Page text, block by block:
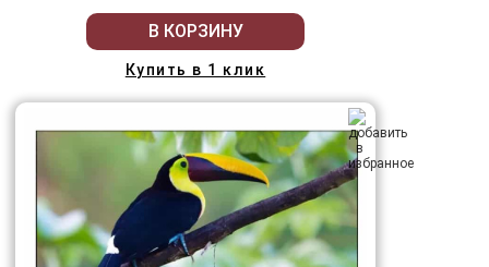
В КОРЗИНУ
Купить в 1 клик